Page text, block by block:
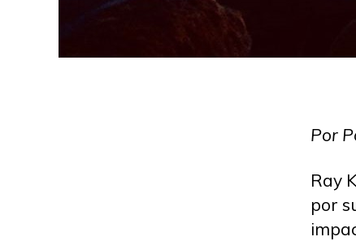
Por
Ray
por